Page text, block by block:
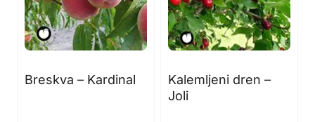
Breskva – Kardinal
Kalemljeni dren –
Joli